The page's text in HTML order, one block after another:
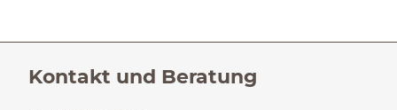
Kontakt und Beratung